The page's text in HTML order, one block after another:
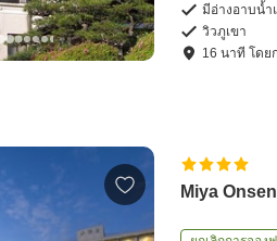
มีอ่างอาบน้ำ
วิวภูเขา
16 นาที โดย
Miya